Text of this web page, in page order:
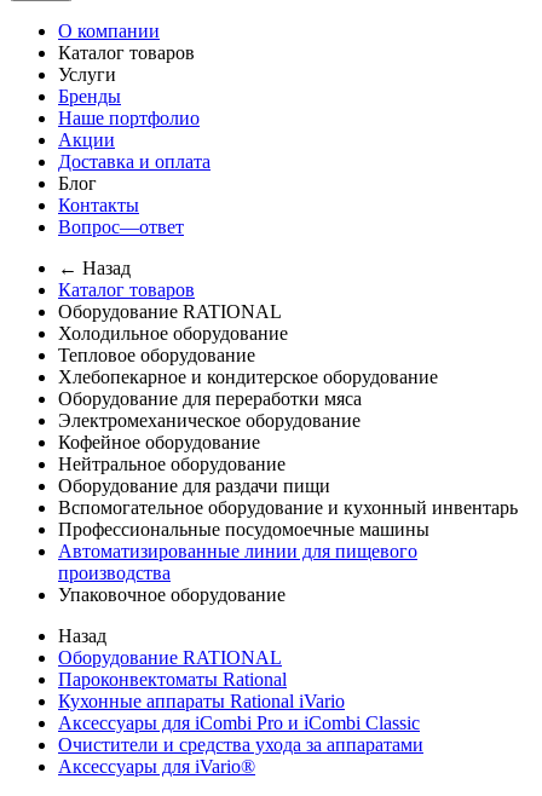
О компании
Каталог товаров
Услуги
Бренды
Наше портфолио
Акции
Доставка и оплата
Блог
Контакты
Вопрос—ответ
← Назад
Каталог товаров
Оборудование RATIONAL
Холодильное оборудование
Тепловое оборудование
Хлебопекарное и кондитерское оборудование
Оборудование для переработки мяса
Электромеханическое оборудование
Кофейное оборудование
Нейтральное оборудование
Оборудование для раздачи пищи
Вспомогательное оборудование и кухонный инвентарь
Профессиональные посудомоечные машины
Автоматизированные линии для пищевого
производства
Упаковочное оборудование
Назад
Оборудование RATIONAL
Пароконвектоматы Rational
Кухонные аппараты Rational iVario
Аксессуары для iCombi Pro и iCombi Classic
Очистители и средства ухода за аппаратами
Аксессуары для iVario®